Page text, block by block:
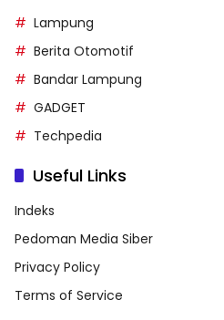
Lampung
Berita Otomotif
Bandar Lampung
GADGET
Techpedia
Useful Links
Indeks
Pedoman Media Siber
Privacy Policy
Terms of Service